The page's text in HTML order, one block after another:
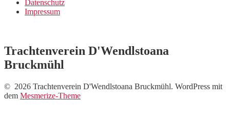
Datenschutz
Impressum
Trachtenverein D'Wendlstoana
Bruckmühl
© 2026 Trachtenverein D'Wendlstoana Bruckmühl. WordPress mit
dem Mesmerize-Theme